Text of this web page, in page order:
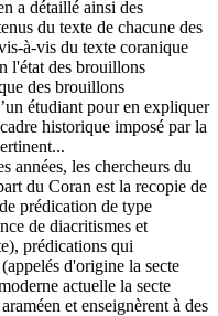
a détaillé ainsi des
du texte de chacune des
à-vis du texte coranique
l'état des brouillons
des brouillons
étudiant pour en expliquer
historique imposé par la
années, les chercheurs du
du Coran est la recopie de
prédication de type
de diacritismes et
prédications qui
d'origine la secte
actuelle la secte
et enseignèrent à des